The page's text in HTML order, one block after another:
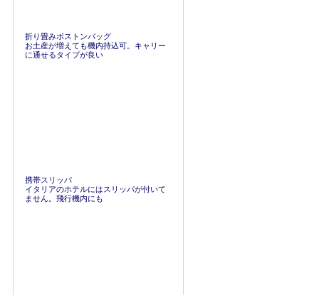
折り畳みボストンバッグ
お土産が増えても機内持込可。キャリー
に通せるタイプが良い
携帯スリッパ
イタリアのホテルにはスリッパが付いて
ません。飛行機内にも